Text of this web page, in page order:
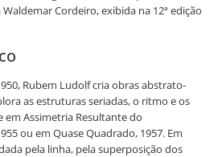
Cordeiro, exibida na 12ª edição
Rubem Ludolf cria obras abstrato-
as estruturas seriadas, o ritmo e os
Assimetria Resultante do
ou em Quase Quadrado, 1957. Em
pela linha, pela superposição dos